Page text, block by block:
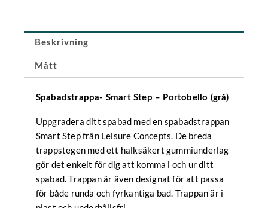
mängd
Beskrivning
Mått
Spabadstrappa- Smart Step – Portobello (grå)
Uppgradera ditt spabad med en spabadstrappan
Smart Step från Leisure Concepts. De breda
trappstegen med ett halksäkert gummiunderlag
gör det enkelt för dig att komma i och ur ditt
spabad. Trappan är även designat för att passa
för både runda och fyrkantiga bad. Trappan är i